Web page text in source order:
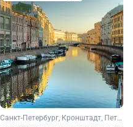
Санкт-Петербург, Кронштадт, Петергоф